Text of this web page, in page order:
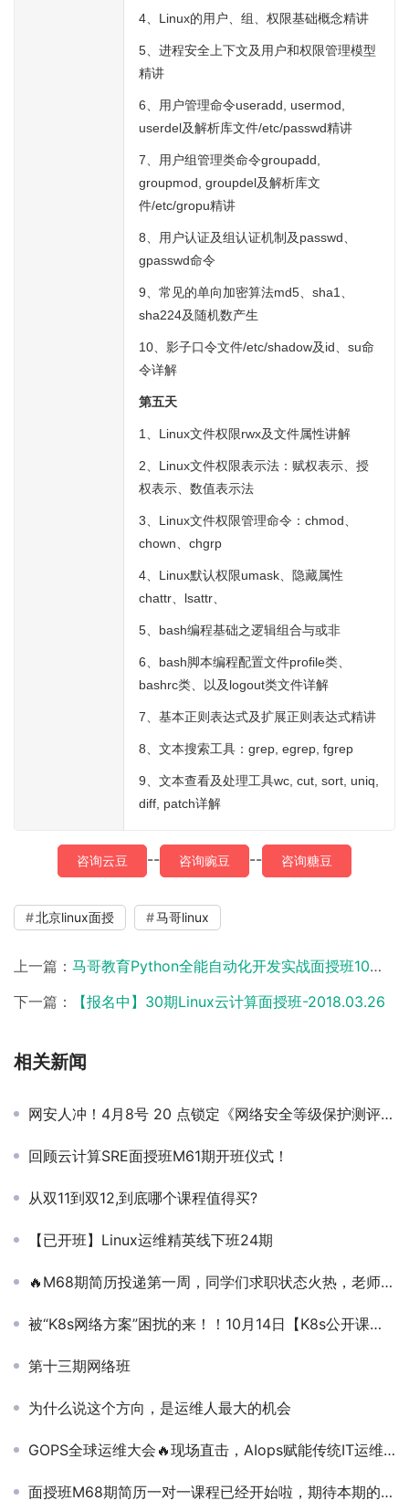
4、Linux的用户、组、权限基础概念精讲
5、进程安全上下文及用户和权限管理模型
精讲
6、用户管理命令useradd, usermod,
userdel及解析库文件/etc/passwd精讲
7、用户组管理类命令groupadd,
groupmod, groupdel及解析库文
件/etc/gropu精讲
8、用户认证及组认证机制及passwd、
gpasswd命令
9、常见的单向加密算法md5、sha1、
sha224及随机数产生
10、影子口令文件/etc/shadow及id、su命
令详解
第五天
1、Linux文件权限rwx及文件属性讲解
2、Linux文件权限表示法：赋权表示、授
权表示、数值表示法
3、Linux文件权限管理命令：chmod、
chown、chgrp
4、Linux默认权限umask、隐藏属性
chattr、lsattr、
5、bash编程基础之逻辑组合与或非
6、bash脚本编程配置文件profile类、
bashrc类、以及logout类文件详解
7、基本正则表达式及扩展正则表达式精讲
8、文本搜索工具：grep, egrep, fgrep
9、文本查看及处理工具wc, cut, sort, uniq,
diff, patch详解
咨询云豆 -- 咨询豌豆 -- 咨询糖豆
北京linux面授 马哥linux
上一篇： 马哥教育Python全能自动化开发实战面授班10期开班招生
下一篇：
【报名中】30期Linux云计算面授班-2018.03.26
相关新闻
网安人冲！4月8号 20 点锁定《网络安全等级保护测评更新解读》公开课！
回顾云计算SRE面授班M61期开班仪式！
从双11到双12,到底哪个课程值得买?
【已开班】Linux运维精英线下班24期
🔥M68期简历投递第一周，同学们求职状态火热，老师全程跟进，帮宝子们复盘面试！
被“K8s网络方案”困扰的来！！10月14日【K8s公开课】网络难题一站解决。 [加油]十六年资深讲师直播拆解，运维|开发必来！
第十三期网络班
为什么说这个方向，是运维人最大的机会
GOPS全球运维大会🔥现场直击，AIops赋能传统IT运维！
面授班M68期简历一对一课程已经开始啦，期待本期的高薪就业数据！💪